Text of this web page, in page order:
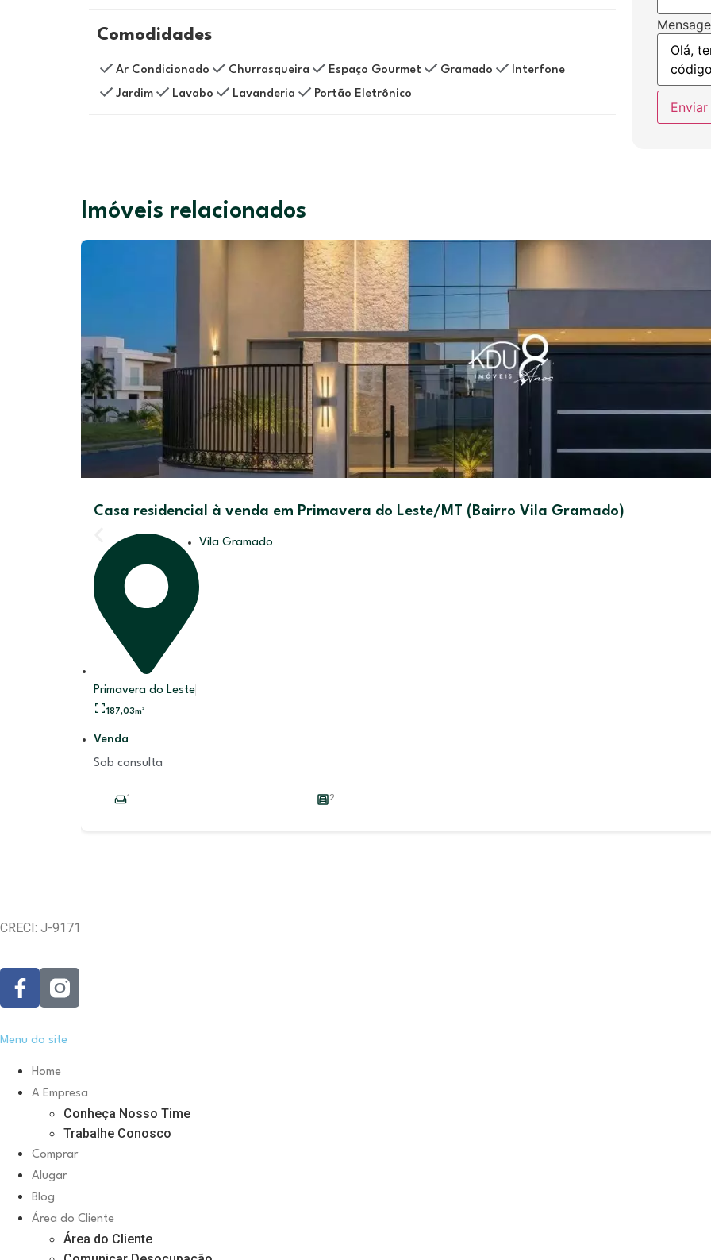
Comodidades
Ar Condicionado Churrasqueira Espaço Gourmet Gramado
Interfone
Jardim
Lavabo Lavanderia Portão Eletrônico
Enviar
Imóveis relacionados
Casa residencial à venda em Primavera do Leste/MT (Bairro Vila Gramado)
Primavera do Leste
Vila Gramado
187,03m²
Venda
Sob consulta
1 2
CRECI: J-9171
Menu do site
Home
A Empresa
Conheça Nosso Time
Trabalhe Conosco
Comprar
Alugar
Blog
Área do Cliente
Área do Cliente